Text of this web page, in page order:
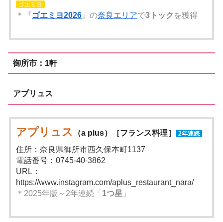
ゴエミヨ
＊『 ゴエミヨ2026 』の奈良エリアで3トック を獲得
御所市：1軒
アプリュス
アプリュス （a plus）［フランス料理］ 2年連続
住所：奈良県御所市西久保本町1137
電話番号：0745-40-3862
URL：
https://www.instagram.com/aplus_restaurant_nara/
＊2025年版～2年連続「 1つ星 」